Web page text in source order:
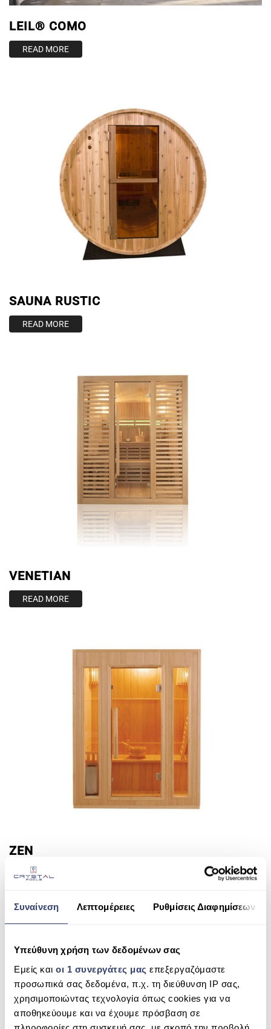
Συναίνεση Λεπτομέρειες Ρυθμίσεις Διαφημίσεων
Υπεύθυνη χρήση των δεδομένων σας
Εμείς και οι 1 συνεργάτες μας επεξεργαζόμαστε
προσωπικά σας δεδομένα, π.χ. τη διεύθυνση IP σας,
χρησιμοποιώντας τεχνολογία όπως cookies για να
αποθηκεύουμε και να έχουμε πρόσβαση σε
ΦΊΛΤΡΑ
ΣΚΟΎΠΕΣ ROBOT
ΕΠΕΞΕΡΓΑΣΊΑ ΝΕΡΟΎ
ΘΈΡΜΑΝΣΗ ΠΙΣΊΝΑΣ
ΧΗΜΙΚΆ
LEIL® COMO
READ MORE
SAUNA RUSTIC
READ MORE
VENETIAN
READ MORE
ZEN
READ MORE